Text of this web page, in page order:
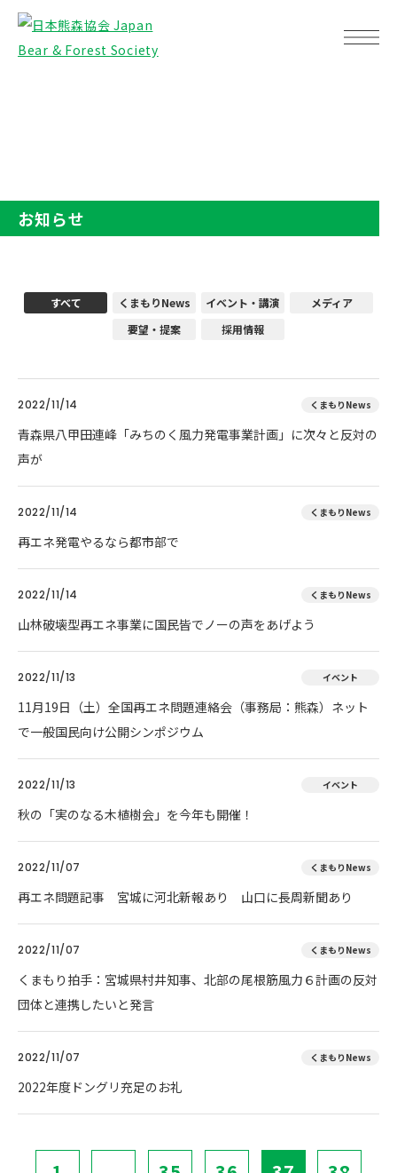
お知らせ
すべて くまもりNews イベント・講演
メディア
要望・提案
採用情報
2022/11/14 くまもりNews
青森県八甲田連峰「みちのく風力発電事業計画」に次々と反対の
声が
2022/11/14 くまもりNews
再エネ発電やるなら都市部で
2022/11/14 くまもりNews
山林破壊型再エネ事業に国民皆でノーの声をあげよう
2022/11/13 イベント
11月19日（土）全国再エネ問題連絡会（事務局：熊森）ネット
で一般国民向け公開シンポジウム
2022/11/13 イベント
秋の「実のなる木植樹会」を今年も開催！
2022/11/07 くまもりNews
再エネ問題記事 宮城に河北新報あり 山口に長周新聞あり
2022/11/07 くまもりNews
くまもり拍手：宮城県村井知事、北部の尾根筋風力６計画の反対
団体と連携したいと発言
2022/11/07 くまもりNews
2022年度ドングリ充足のお礼